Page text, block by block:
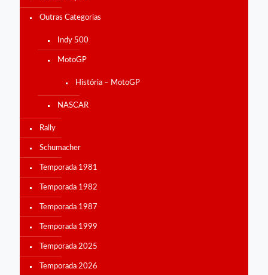
Outras Categorias
Indy 500
MotoGP
História – MotoGP
NASCAR
Rally
Schumacher
Temporada 1981
Temporada 1982
Temporada 1987
Temporada 1999
Temporada 2025
Temporada 2026